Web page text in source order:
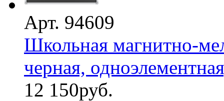
Арт. 94609
Школьная магнитно-
черная,
12 150руб.